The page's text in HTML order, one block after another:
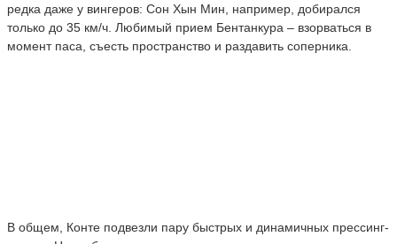
редка даже у вингеров: Сон Хын Мин, например, добирался
только до 35 км/ч. Любимый прием Бентанкура – взорваться в
момент паса, съесть пространство и раздавить соперника.
В общем, Конте подвезли пару быстрых и динамичных прессинг-